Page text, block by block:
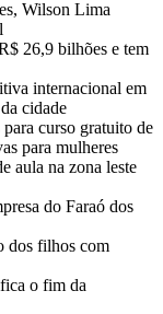
Wilson Lima
26,9 bilhões e tem
internacional em
cidade
curso gratuito de
para mulheres
aula na zona leste
do Faraó dos
dos filhos com
o fim da